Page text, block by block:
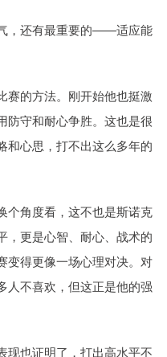
，还有最重要的——适应能
赛的方法。刚开始他也挺激
防守和耐心争胜。这也是很
和心思，打不出这么多年的
个角度看，这不也是斯诺克
，更是心智、耐心、战术的
变得更像一场心理对决。对
人不喜欢，但这正是他的强
现也证明了，打出高水平不